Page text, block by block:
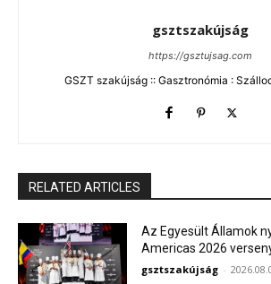
gsztszakújság
https://gsztujsag.com
GSZT szakújság :: Gasztronómia :
RELATED ARTICLES
Az Egyesült Államok
Americas 2026
gsztszakújság -